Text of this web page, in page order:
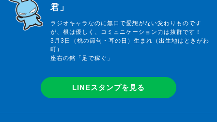
君」
ラジオキャラなのに無口で愛想がない変わりものです
が、根は優しく、コミュニケーション力は抜群です！
3月3日（桃の節句・耳の日）生まれ（出生地はときがわ
町）
座右の銘「足で稼ぐ」
LINEスタンプを見る